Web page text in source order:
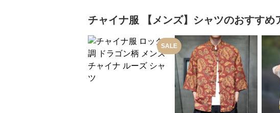
チャイナ服 【メンズ】シャツのおすすめ
SALE